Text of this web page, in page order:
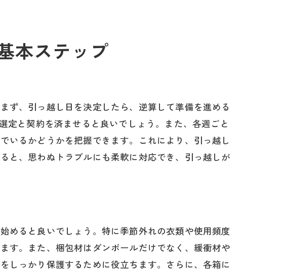
ット
本ステップ
ず、引っ越し日を決定したら、逆算して準備を進める
定と契約を済ませると良いでしょう。また、各週ごと
いるかどうかを把握できます。これにより、引っ越し
と、思わぬトラブルにも柔軟に対応でき、引っ越しが
めると良いでしょう。特に季節外れの衣類や使用頻度
す。また、梱包材はダンボールだけでなく、緩衝材や
しっかり保護するために役立ちます。さらに、各箱に